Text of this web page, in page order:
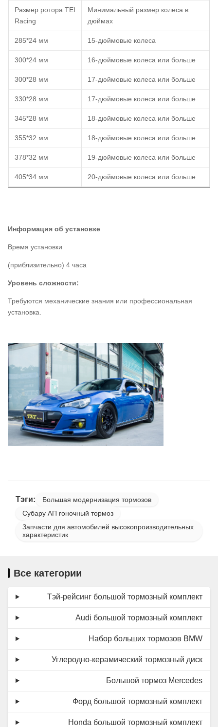
Размер ротора TEI
Racing
Минимальный размер колеса в
дюймах
285*24 мм 15-дюймовые колеса
300*24 мм 16-дюймовые колеса или больше
300*28 мм 17-дюймовые колеса или больше
330*28 мм 17-дюймовые колеса или больше
345*28 мм 18-дюймовые колеса или больше
355*32 мм 18-дюймовые колеса или больше
378*32 мм 19-дюймовые колеса или больше
405*34 мм 20-дюймовые колеса или больше
Информация об установке
Время установки
(приблизительно) 4 часа
Уровень сложности:
Требуются механические знания или профессиональная
установка.
Тэги:
Большая модернизация тормозов
Субару АП гоночный тормоз
Запчасти для автомобилей высокопроизводительных
характеристик
Все категории
Тэй-рейсинг большой тормозный комплект
Audi большой тормозный комплект
Набор больших тормозов BMW
Углеродно-керамический тормозный диск
Большой тормоз Mercedes
Форд большой тормозный комплект
Honda большой тормозный комплект